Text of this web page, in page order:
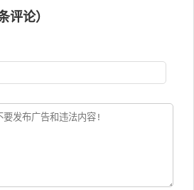
力)，带刺玫瑰，演唱点播:139次
评论）